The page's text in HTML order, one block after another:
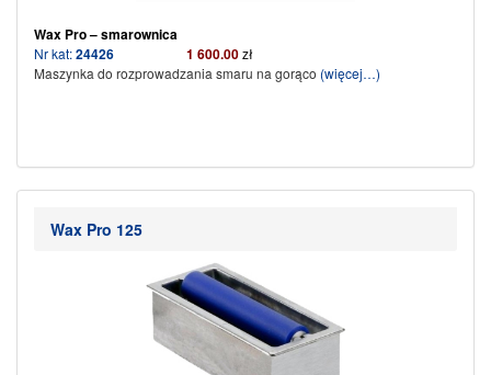
Wax Pro – smarownica
Nr kat:24426 1 600.00zł
Maszynka do rozprowadzania smaru na gorąco (więcej…)
Wax Pro 125